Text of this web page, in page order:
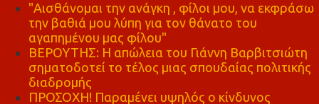
"Αισθάνομαι την ανάγκη , φίλοι μου, να εκφράσω
την βαθιά μου λύπη για τον θάνατο του
αγαπημένου μας φίλου"
ΒΕΡΟΥΤΗΣ: Η απώλεια του Γιάννη Βαρβιτσιώτη
σηματοδοτεί το τέλος μιας σπουδαίας πολιτικής
διαδρομής
ΠΡΟΣΟΧΗ! Παραμένει υψηλός ο κίνδυνος